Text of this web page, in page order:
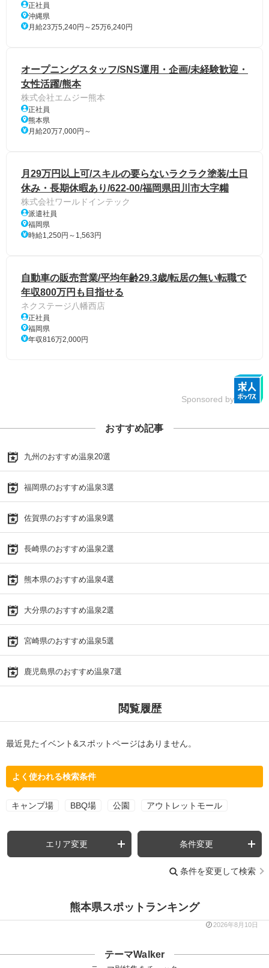
正社員
沖縄県
月給23万5,240円～25万6,240円
オープニングスタッフ/SNS運用・企画/未経験歓迎・
女性活躍/熊本
株式会社エムジー熊本
正社員
熊本県
月給20万7,000円～
月29万円以上可/スキルの要らないラクラク塗装/土日
休み・長期休暇あり/622-00/福岡県田川市大字糒
株式会社ワールドインテック
派遣社員
福岡県
時給1,250円～1,563円
自動車の販売営業/平均年齢29.3歳/転居の無い転職で
年収800万円も目指せる
ネクステージ八幡西店
正社員
福岡県
年収816万2,000円
Sponsored by
おすすめ記事
九州のおすすめ温泉20選
福岡県のおすすめ温泉3選
佐賀県のおすすめ温泉9選
長崎県のおすすめ温泉2選
熊本県のおすすめ温泉4選
大分県のおすすめ温泉2選
宮崎県のおすすめ温泉5選
鹿児島県のおすすめ温泉7選
閲覧履歴
最近見たイベント&スポットページはありません。
よく使われる検索条件
キャンプ場 BBQ場 公園 アウトレットモール
エリア変更 条件変更
条件を変更して検索
熊本県スポットランキング
2026年8月10日
テーマWalker